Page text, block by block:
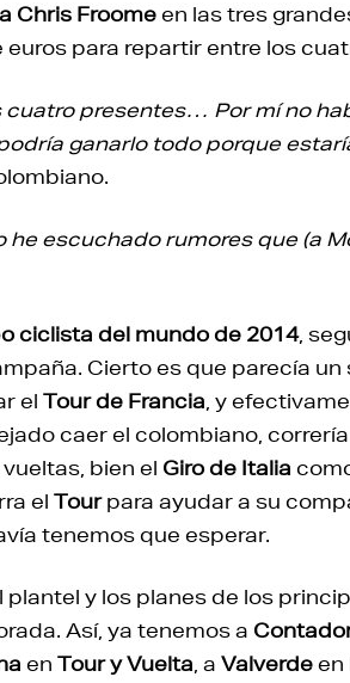
Chris Froomeen las tres
para repartir entre los
presentes… Por mí no
ganarlo todo porque
he escuchado rumores que (a
ciclista del mundo de 2014,
Cierto es que parecía
el Tour de Francia , y
caer el colombiano,
bien el Giro de Italia
el Tourpara ayudar a su
tenemos que esperar.
y los planes de los
Así, ya tenemos a
en Tour y Vuelta , a Valverdeen